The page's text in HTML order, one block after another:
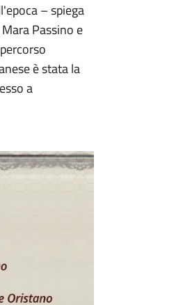
– spiega
Passino e
è stata la
a